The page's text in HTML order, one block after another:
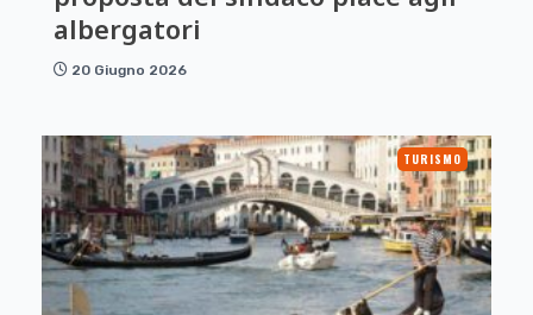
albergatori
20 Giugno 2026
TURISMO